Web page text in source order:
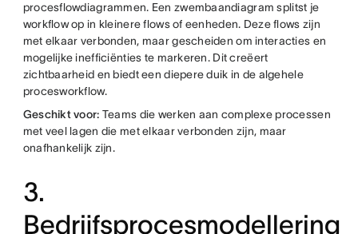
procesflowdiagrammen. Een zwembaandiagram splitst je
workflow op in kleinere flows of eenheden. Deze flows zijn
met elkaar verbonden, maar gescheiden om interacties en
mogelijke inefficiënties te markeren. Dit creëert
zichtbaarheid en biedt een diepere duik in de algehele
procesworkflow.
Geschikt voor: Teams die werken aan complexe processen
met veel lagen die met elkaar verbonden zijn, maar
onafhankelijk zijn.
3.
Bedrijfsprocesmodellering